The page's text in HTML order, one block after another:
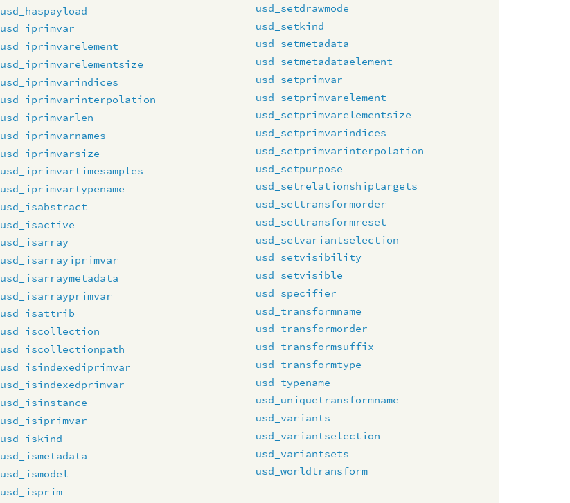
usd_haspayload
usd_iprimvar
usd_iprimvarelement
usd_iprimvarelementsize
usd_iprimvarindices
usd_iprimvarinterpolation
usd_iprimvarlen
usd_iprimvarnames
usd_iprimvarsize
usd_iprimvartimesamples
usd_iprimvartypename
usd_isabstract
usd_isactive
usd_isarray
usd_isarrayiprimvar
usd_isarraymetadata
usd_isarrayprimvar
usd_isattrib
usd_iscollection
usd_iscollectionpath
usd_isindexediprimvar
usd_isindexedprimvar
usd_isinstance
usd_isiprimvar
usd_iskind
usd_ismetadata
usd_ismodel
usd_isprim
usd_setdrawmode
usd_setkind
usd_setmetadata
usd_setmetadataelement
usd_setprimvar
usd_setprimvarelement
usd_setprimvarelementsize
usd_setprimvarindices
usd_setprimvarinterpolation
usd_setpurpose
usd_setrelationshiptargets
usd_settransformorder
usd_settransformreset
usd_setvariantselection
usd_setvisibility
usd_setvisible
usd_specifier
usd_transformname
usd_transformorder
usd_transformsuffix
usd_transformtype
usd_typename
usd_uniquetransformname
usd_variants
usd_variantselection
usd_variantsets
usd_worldtransform